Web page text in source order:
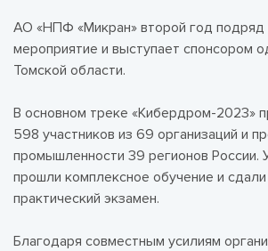
АО «НПФ «Микран» второй год подряд
мероприятие и выступает спонсором
Томской области.
В основном треке «Кибердром-2023»
598 участников из 69 организаций и
промышленности 39 регионов России.
прошли комплексное обучение и
практический экзамен.
Благодаря совместным усилиям